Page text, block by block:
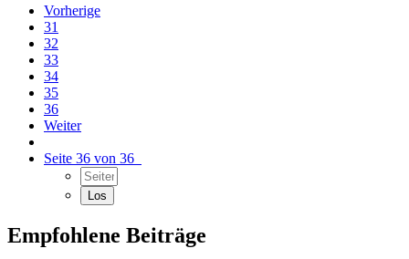
Vorherige
31
32
33
34
35
36
Weiter
Seite 36 von 36
Empfohlene Beiträge